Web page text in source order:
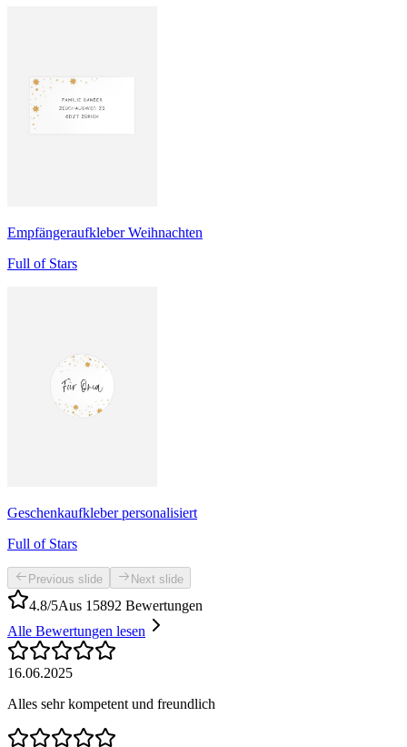
Empfängeraufkleber Weihnachten
Full of Stars
Geschenkaufkleber personalisiert
Full of Stars
Previous slide Next slide
4.8/5Aus 15892 Bewertungen
Alle Bewertungen lesen
16.06.2025
Alles sehr kompetent und freundlich